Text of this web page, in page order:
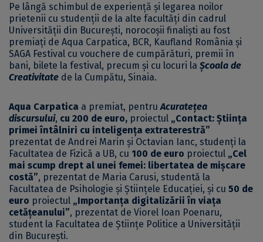
Pe lângă schimbul de experiență și legarea noilor
prietenii cu studenții de la alte facultăți din cadrul
Universității din București, norocoșii finaliști au fost
premiați de Aqua Carpatica, BCR, Kaufland România și
SAGA Festival cu vouchere de cumpărături, premii în
bani, bilete la festival, precum și cu locuri la Școala de
Creativitate de la Cumpătu, Sinaia.
Aqua Carpatica a premiat, pentruAcuratețea
discursului, cu 200 de euro, proiectul „Contact: Știința
primei întâlniri cu inteligența extraterestră”
prezentat de Andrei Marin și Octavian Ianc, studenți la
Facultatea de Fizică a UB, cu 100 de euro proiectul „Cel
mai scump drept al unei femei: libertatea de mișcare
costă”, prezentat de Maria Carusi, studentă la
Facultatea de Psihologie și Științele Educației, și cu 50 de
euro proiectul „Importanța digitalizării în viața
cetățeanului”, prezentat de Viorel Ioan Poenaru,
student la Facultatea de Științe Politice a Universității
din București.